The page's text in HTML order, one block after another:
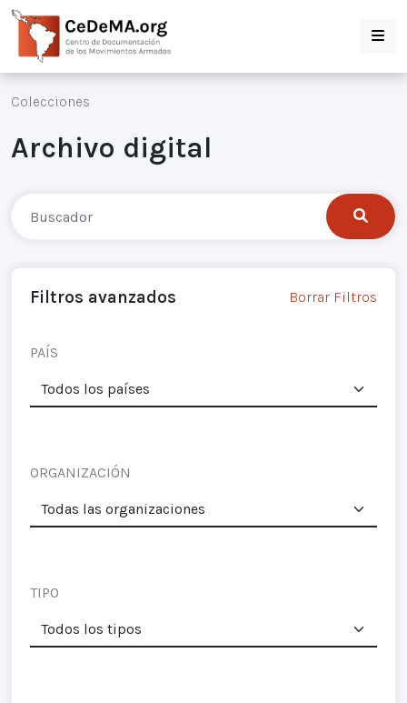
Colecciones
Archivo digital
Filtros avanzados Borrar Filtros
PAÍS
ORGANIZACIÓN
TIPO